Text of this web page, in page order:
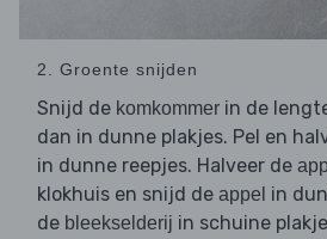
2. Groente snijden
Snijd de komkommer in de
dan in dunne plakjes. Pel en
in dunne reepjes. Halveer de
klokhuis en snijd de appel in
de bleekselderij in schuine